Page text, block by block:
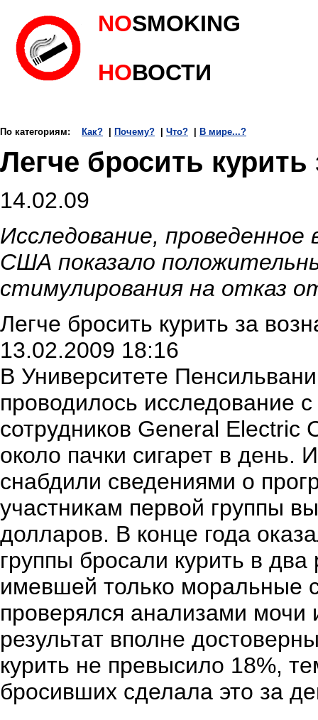
NOSMOKING
НОВОСТИ
По категориям: Как? | Почему? | Что? | В мире...?
Легче бросить
14.02.09
Исследование,
США показало
стимулирования на отказ
Легче бросить курить за
13.02.2009 18:16
В Университете
проводилось исследование
сотрудников General Electric
около пачки сигарет в день.
снабдили сведениями о
участникам первой группы
долларов. В конце года
группы бросали курить в
имевшей только моральные
проверялся анализами мочи
результат вполне
курить не превысило 18%,
бросивших сделала это за